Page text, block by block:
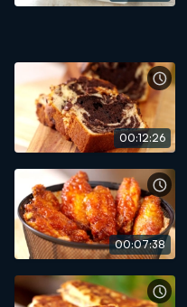
00:12:26
00:07:38